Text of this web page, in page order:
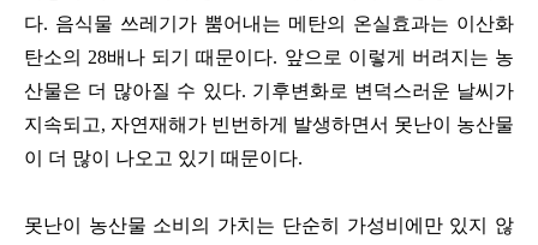
다. 음식물 쓰레기가 뿜어내는 메탄의 온실효과는 이산화
탄소의 28배나 되기 때문이다. 앞으로 이렇게 버려지는 농
산물은 더 많아질 수 있다. 기후변화로 변덕스러운 날씨가
지속되고, 자연재해가 빈번하게 발생하면서 못난이 농산물
이 더 많이 나오고 있기 때문이다.
못난이 농산물 소비의 가치는 단순히 가성비에만 있지 않